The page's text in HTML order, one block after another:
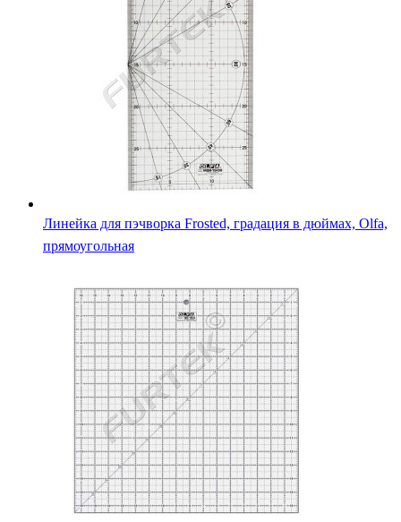
Линейка для пэчворка Frosted, градация в дюймах, Olfa,
прямоугольная